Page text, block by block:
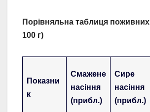
Порівняльна таблиця
100 г)
Показни
к
Смажене
насіння
(прибл.)
Сире
насіння
(прибл.)